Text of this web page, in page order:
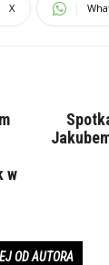
X
w
OD AUTORA